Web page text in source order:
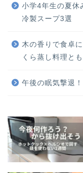
小学4年生の夏休
冷製スープ3選
木の香りで食卓
くら蒸し料理と
午後の眠気撃退